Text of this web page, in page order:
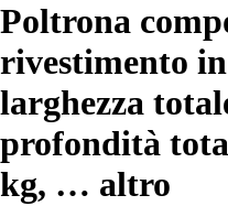
Poltrona
rivestimento
larghezza
profondità
kg, … altro